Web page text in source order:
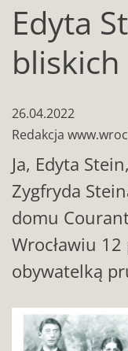
Edyta
bliskich
26.04.2022
Redakcja
Ja, Edyta
Zygfryda
domu
Wrocławiu
obywatelką